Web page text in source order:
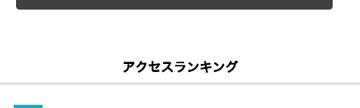
アクセスランキング